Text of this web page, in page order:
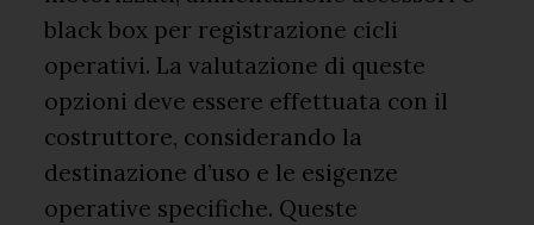
black box per registrazione cicli
operativi. La valutazione di queste
opzioni deve essere effettuata con il
costruttore, considerando la
destinazione d’uso e le esigenze
operative specifiche. Queste